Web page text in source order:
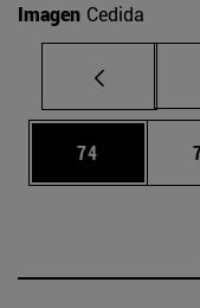
Imagen Cedida
Página
74